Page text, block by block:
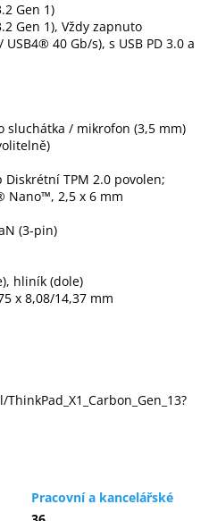
Gen 1)
Gen 1), Vždy zapnuto
40 Gb/s), s USB PD 3.0 a
sluchátka / mikrofon (3,5 mm)
TPM 2.0 povolen;
Nano™, 2,5 x 6 mm
(3-pin)
hliník (dole)
x 8,08/14,37 mm
Pracovní a kancelářské